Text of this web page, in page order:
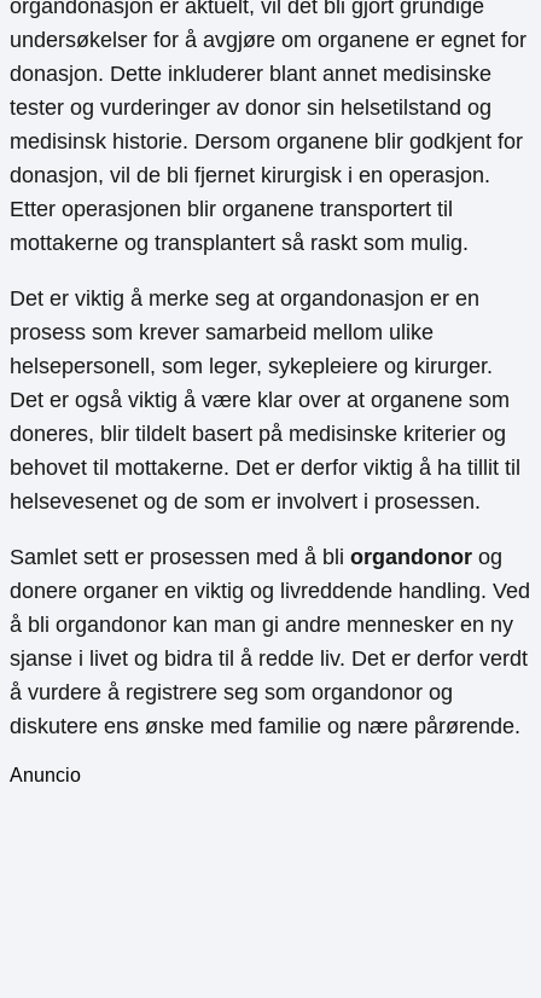
organdonasjon er aktuelt, vil det bli gjort grundige
undersøkelser for å avgjøre om organene er egnet for
donasjon. Dette inkluderer blant annet medisinske
tester og vurderinger av donor sin helsetilstand og
medisinsk historie. Dersom organene blir godkjent for
donasjon, vil de bli fjernet kirurgisk i en operasjon.
Etter operasjonen blir organene transportert til
mottakerne og transplantert så raskt som mulig.
Det er viktig å merke seg at organdonasjon er en
prosess som krever samarbeid mellom ulike
helsepersonell, som leger, sykepleiere og kirurger.
Det er også viktig å være klar over at organene som
doneres, blir tildelt basert på medisinske kriterier og
behovet til mottakerne. Det er derfor viktig å ha tillit til
helsevesenet og de som er involvert i prosessen.
Samlet sett er prosessen med å bli organdonor og
donere organer en viktig og livreddende handling. Ved
å bli organdonor kan man gi andre mennesker en ny
sjanse i livet og bidra til å redde liv. Det er derfor verdt
å vurdere å registrere seg som organdonor og
diskutere ens ønske med familie og nære pårørende.
Anuncio